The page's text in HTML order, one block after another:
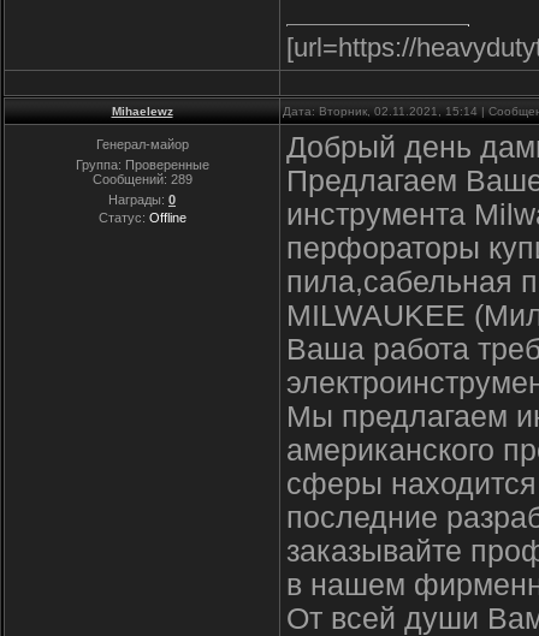
[url=https://
Mihaelewz Дата: Вторник, 02.11.2021, 15:14 |
Генерал-майор
Группа: Проверенные
Сообщений: 289
Награды: 0
Статус: Offline
Добрый день
Предлагаем
инструмента
перфораторы
пила,сабельная
MILWAUKEE
Ваша работа
Мы предлагаем
американского
сферы
последние
заказывайте
в нашем
От всей души